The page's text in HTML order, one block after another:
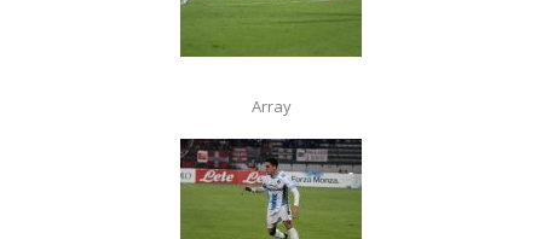
Array